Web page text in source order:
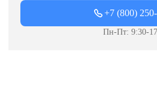
+7 (800)
Пн-Пт: 9:30-